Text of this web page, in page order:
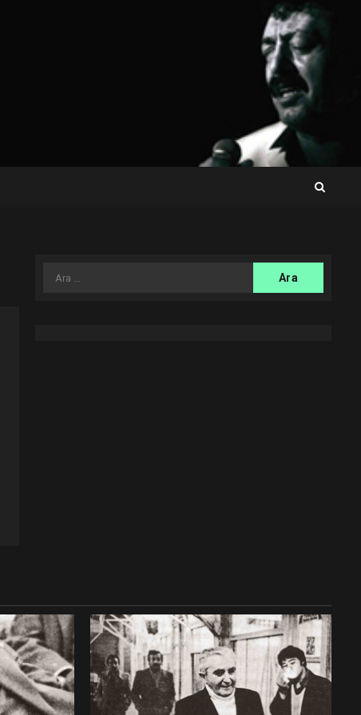
Arama: